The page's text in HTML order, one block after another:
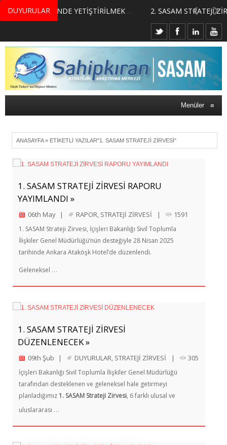
DUYURULAR MERKEZİMİZ BÜNYESİNDE YETİŞTİRİLMEK ÜZERE GÖNÜLLÜ ÜLKE MASASI UZMANI VE UZMAN ADAYLARI ARIYORUZ
Menüler ≡
ANASAYFA» ETIKETLI YAZILAR"1. SASAM STRATEJI ZIRVESI"
1. SASAM STRATEJİ ZİRVESİ RAPORU
YAYIMLANDI »
06th May | RAPOR STRATEJİ ZİRVESİ | 1591
1. SASAM Strateji Zirvesi, İçişleri Bakanlığı Sivil Toplumla
İlişkiler Genel Müdürlüğü’nün desteğiyle 28 Nisan 2025
tarihinde Ankara Ataköşk Hotel’de düzenlendi.
Geleneksel …
1. SASAM STRATEJİ ZİRVESİ
DÜZENLENECEK »
09th Şub | DUYURULAR STRATEJİ ZİRVESİ | 305
İçişleri Bakanlığı Sivil Toplumla İlişkiler Genel Müdürlüğü
tarafından desteklenen ve geleneksel hale getirmeyi
planladığımız1. SASAM Strateji Zirvesi, 6 farklı ulusal ve
uluslararası …